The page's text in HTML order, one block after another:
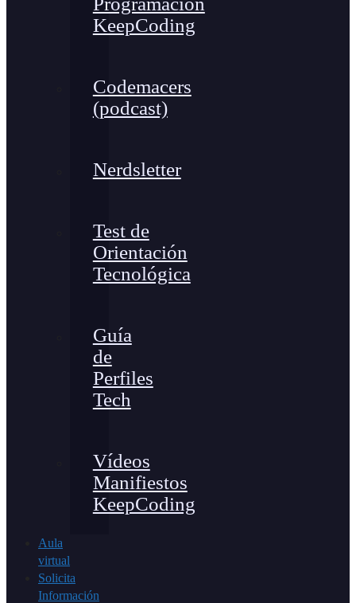
KeepCoding
Codemacers
(podcast)
Nerdsletter
Test de
Orientación
Tecnológica
Guía
de
Perfiles
Tech
Vídeos
Manifiestos
KeepCoding
Aula
virtual
Solicita
Información